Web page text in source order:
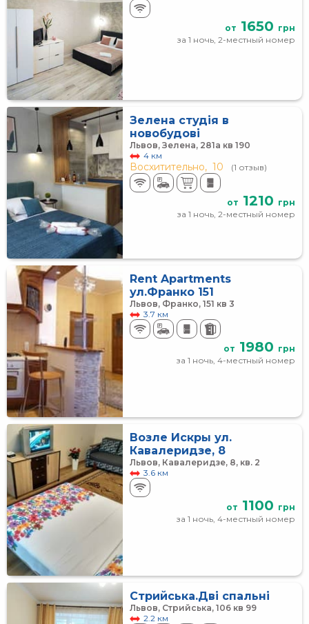
от 1650 грн
за 1 ночь, 2-местный номер
Зелена студія в
новобудові
Львов, Зелена, 281а кв 190
4 км
Восхитительно, 10 (1 отзыв)
от 1210 грн
за 1 ночь, 2-местный номер
Rent Apartments
ул.Франко 151
Львов, Франко, 151 кв 3
3.7 км
от 1980 грн
за 1 ночь, 4-местный номер
Возле Искры ул.
Кавалеридзе, 8
Львов, Кавалеридзе, 8, кв. 2
3.6 км
от 1100 грн
за 1 ночь, 4-местный номер
Стрийська.Дві спальні
Львов, Стрийська, 106 кв 99
2.2 км